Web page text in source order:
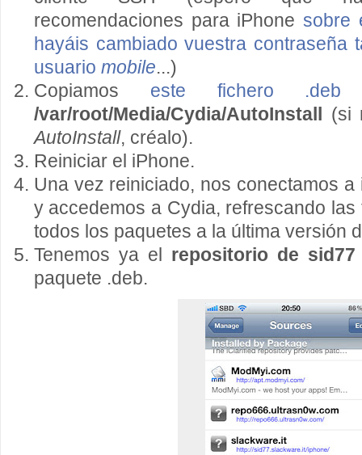
recomendaciones para iPhone sobre
hayáis cambiado vuestra contraseña
usuario mobile...)
Copiamos este fichero .deb
/var/root/Media/Cydia/AutoInstall
(si
AutoInstall, créalo).
Reiniciar el iPhone.
Una vez reiniciado, nos conectamos
y accedemos a Cydia, refrescando
todos los paquetes a la última versión
Tenemos ya el repositorio de sid77
paquete .deb.